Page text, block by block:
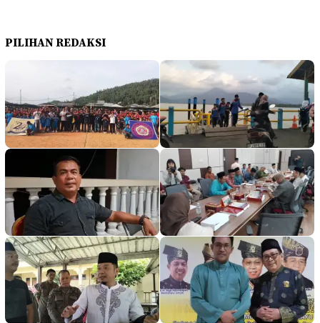
PILIHAN REDAKSI